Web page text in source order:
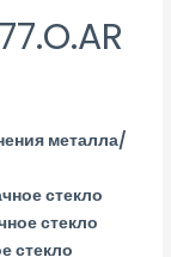
металла/
стекло
стекло
стекло